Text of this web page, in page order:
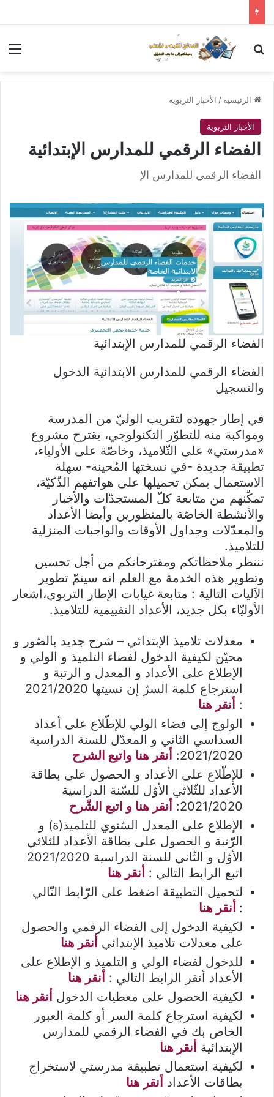
بحث عن
الرئيسية / الأخبار التربوية
الأخبار التربوية
الفضاء الرقمي للمدارس الإبتدائية
الفضاء الرقمي للمدارس الإ
الفضاء الرقمي للمدارس الإبتدائية
الفضاء الرقمي للمدارس الابتدائية الدخول
والتسجيل
في إطار جهوده لتقريب الوليّ من المدرسة
ومواكبة منه للتطوّر التكنولوجي، يقترح مشروع
«مدرستي» على التّلاميذ، وخاصّة على الأولياء،
تطبيقة جديدة -في نسختها المُحينة- سهلة
الاستعمال يمكن تحميلها على هواتفهم الذّكيّة،
تمكّنهم من متابعة كلّ المستجدّات والأخبار
والأنشطة الخاصّة بالمنظورين وأيضا الأعداد
والمعدّلات وجداول الأوقات والواجبات المنزلية
للتلاميذ.
ننتظر ملاحظاتكم ومقترحاتكم من أجل تحسين
وتطوير هذه الخدمة مع العلم انه سيتمّ تطوير
الآليات التالية : متابعة غيابات الإطار التربوي،اشعار
الأوليّاء بكل جديد، الأعداد التقييمية للتلاميذ.
معدلات تلاميذ الإبتدائي – شرح جديد بالصّور و
محيّن لكيفية الدخول لفضاء التلميذ و الولي و
الإطلاع على الأعداد و المعدل و الرتبة و
استرجاع كلمة السرّ إن نسيتها 2021/2020
: أنقر هنا
الولوج إلى فضاء الولي للإطّلاع على أعداد
السداسي الثاني و المعدّل للسنة الدراسية
2021/2020:
أنقر هنا واتبع الشرح
للإطّلاع على الأعداد و الحصول على بطاقة
الأعداد للثّلاثي الأوّل للسّنة الدراسية
2021/2020:
أنقر هنا و اتبع الشّرح
الإطلاع على المعدل السّنوي للتلميذ(ة) و
الرّتبة و الحصول على بطاقة الأعداد للثلاثي
الأوّل و الثّاني للسنة الدراسية 2021/2020
اتبع الرابط التالي : أنقر هنا
لتحميل التطبيقة اضغط على الرّابط التّالي
: أنقر هنا
لكيفية الدخول إلى الفضاء الرقمي والحصول
على معدلات تلاميذ الإبتدائي أنقر هنا
للدخول لفضاء الولي و التلميذ و الإطلاع على
الأعداد أنقر الرابط التالي : أنقر هنا
لكيفية الحصول على معطيات الدخول أنقر هنا
لكيفية استرجاع كلمة السر أو كلمة العبور
الخاص بك في الفضاء الرقمي للمدارس
الإبتدائية أنقر هنا
لكيفية استعمال تطبيقة مدرستي لاستخراج
بطاقات الأعداد أنقر هنا